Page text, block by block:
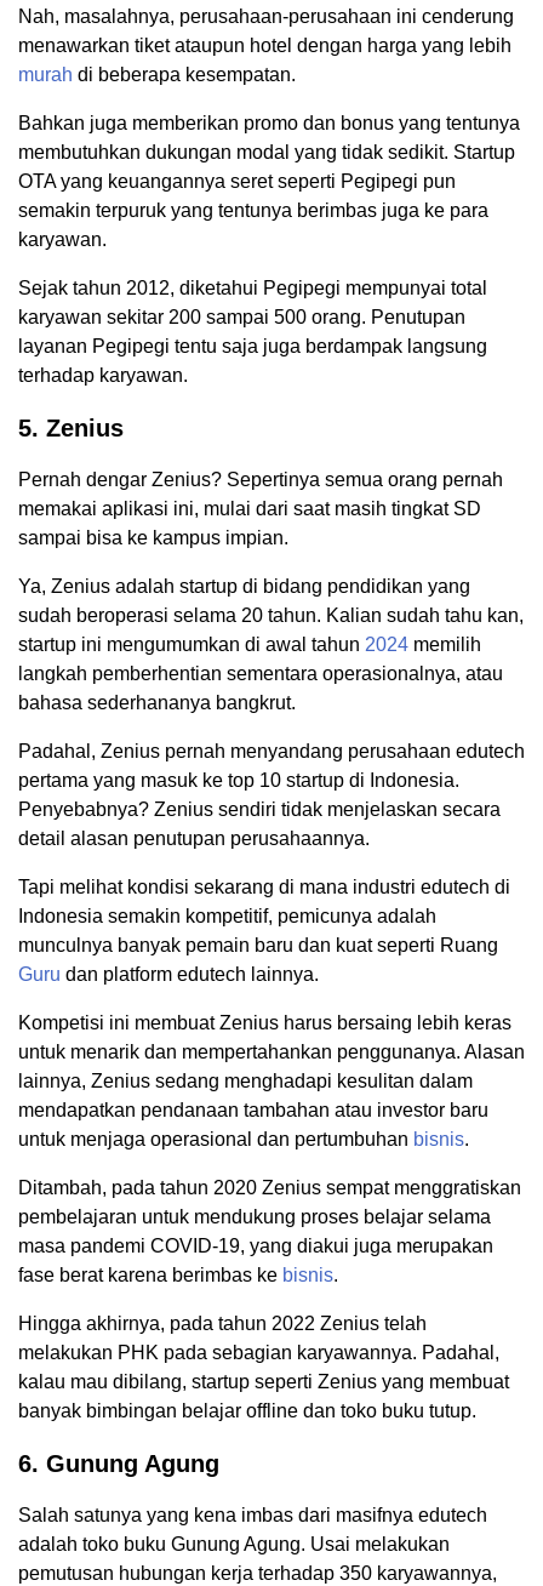
Nah, masalahnya, perusahaan-perusahaan ini cenderung
menawarkan tiket ataupun hotel dengan harga yang lebih
murah di beberapa kesempatan.
Bahkan juga memberikan promo dan bonus yang tentunya
membutuhkan dukungan modal yang tidak sedikit. Startup
OTA yang keuangannya seret seperti Pegipegi pun
semakin terpuruk yang tentunya berimbas juga ke para
karyawan.
Sejak tahun 2012, diketahui Pegipegi mempunyai total
karyawan sekitar 200 sampai 500 orang. Penutupan
layanan Pegipegi tentu saja juga berdampak langsung
terhadap karyawan.
5. Zenius
Pernah dengar Zenius? Sepertinya semua orang pernah
memakai aplikasi ini, mulai dari saat masih tingkat SD
sampai bisa ke kampus impian.
Ya, Zenius adalah startup di bidang pendidikan yang
sudah beroperasi selama 20 tahun. Kalian sudah tahu kan,
startup ini mengumumkan di awal tahun 2024 memilih
langkah pemberhentian sementara operasionalnya, atau
bahasa sederhananya bangkrut.
Padahal, Zenius pernah menyandang perusahaan edutech
pertama yang masuk ke top 10 startup di Indonesia.
Penyebabnya? Zenius sendiri tidak menjelaskan secara
detail alasan penutupan perusahaannya.
Tapi melihat kondisi sekarang di mana industri edutech di
Indonesia semakin kompetitif, pemicunya adalah
munculnya banyak pemain baru dan kuat seperti Ruang
Guru dan platform edutech lainnya.
Kompetisi ini membuat Zenius harus bersaing lebih keras
untuk menarik dan mempertahankan penggunanya. Alasan
lainnya, Zenius sedang menghadapi kesulitan dalam
mendapatkan pendanaan tambahan atau investor baru
untuk menjaga operasional dan pertumbuhan bisnis.
Ditambah, pada tahun 2020 Zenius sempat menggratiskan
pembelajaran untuk mendukung proses belajar selama
masa pandemi COVID-19, yang diakui juga merupakan
fase berat karena berimbas ke bisnis.
Hingga akhirnya, pada tahun 2022 Zenius telah
melakukan PHK pada sebagian karyawannya. Padahal,
kalau mau dibilang, startup seperti Zenius yang membuat
banyak bimbingan belajar offline dan toko buku tutup.
6. Gunung Agung
Salah satunya yang kena imbas dari masifnya edutech
adalah toko buku Gunung Agung. Usai melakukan
pemutusan hubungan kerja terhadap 350 karyawannya,